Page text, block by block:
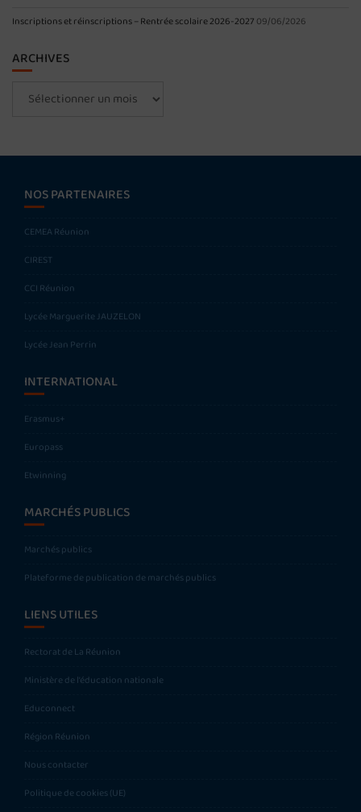
Inscriptions et réinscriptions – Rentrée scolaire 2026-2027 09/06/2026
ARCHIVES
NOS PARTENAIRES
CEMEA Réunion
CIREST
CCI Réunion
Lycée Marguerite JAUZELON
Lycée Jean Perrin
INTERNATIONAL
Erasmus+
Europass
Etwinning
MARCHÉS PUBLICS
Marchés publics
Plateforme de publication de marchés publics
LIENS UTILES
Rectorat de La Réunion
Ministère de l’éducation nationale
Educonnect
Région Réunion
Nous contacter
Politique de cookies (UE)